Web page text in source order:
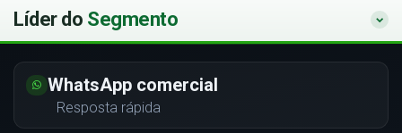
Líder do Segmento
WhatsApp comercial
Resposta rápida